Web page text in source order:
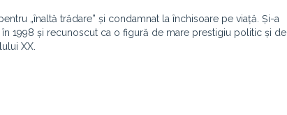
„înaltă trădare” și condamnat la închisoare pe viață. Și-a
1998 și recunoscut ca o figură de mare prestigiu politic și de
XX.